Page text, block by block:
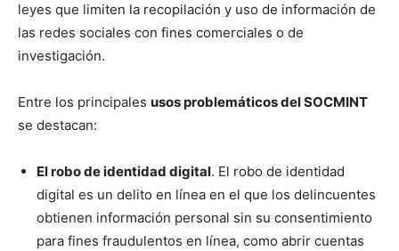
leyes que limiten la recopilación y uso de información de
las redes sociales con fines comerciales o de
investigación.
Entre los principales usos problemáticos del SOCMINT
se destacan:
El robo de identidad digital. El robo de identidad
digital es un delito en línea en el que los delincuentes
obtienen información personal sin su consentimiento
para fines fraudulentos en línea, como abrir cuentas